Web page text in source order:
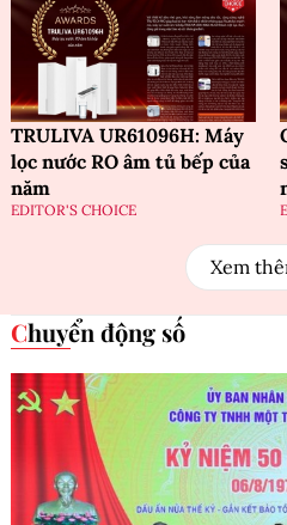
TRULIVA UR61096H: Máy
lọc nước RO âm tủ bếp của
năm
EDITOR'S CHOICE
Xem
Chuyển động số